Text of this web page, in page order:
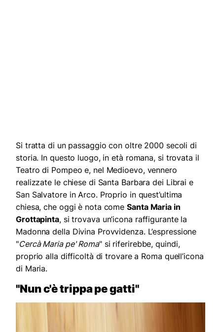
Si tratta di un passaggio con oltre 2000 secoli di
storia. In questo luogo, in età romana, si trovata il
Teatro di Pompeo e, nel Medioevo, vennero
realizzate le chiese di Santa Barbara dei Librai e
San Salvatore in Arco. Proprio in quest’ultima
chiesa, che oggi è nota comeSanta Maria in
Grottapinta, si trovava un’icona raffigurante la
Madonna della Divina Provvidenza. L’espressione
"Cercà Maria pe' Roma" si riferirebbe, quindi,
proprio alla difficoltà di trovare a Roma quell’icona
di Maria.
"Nun c'è trippa pe gatti"